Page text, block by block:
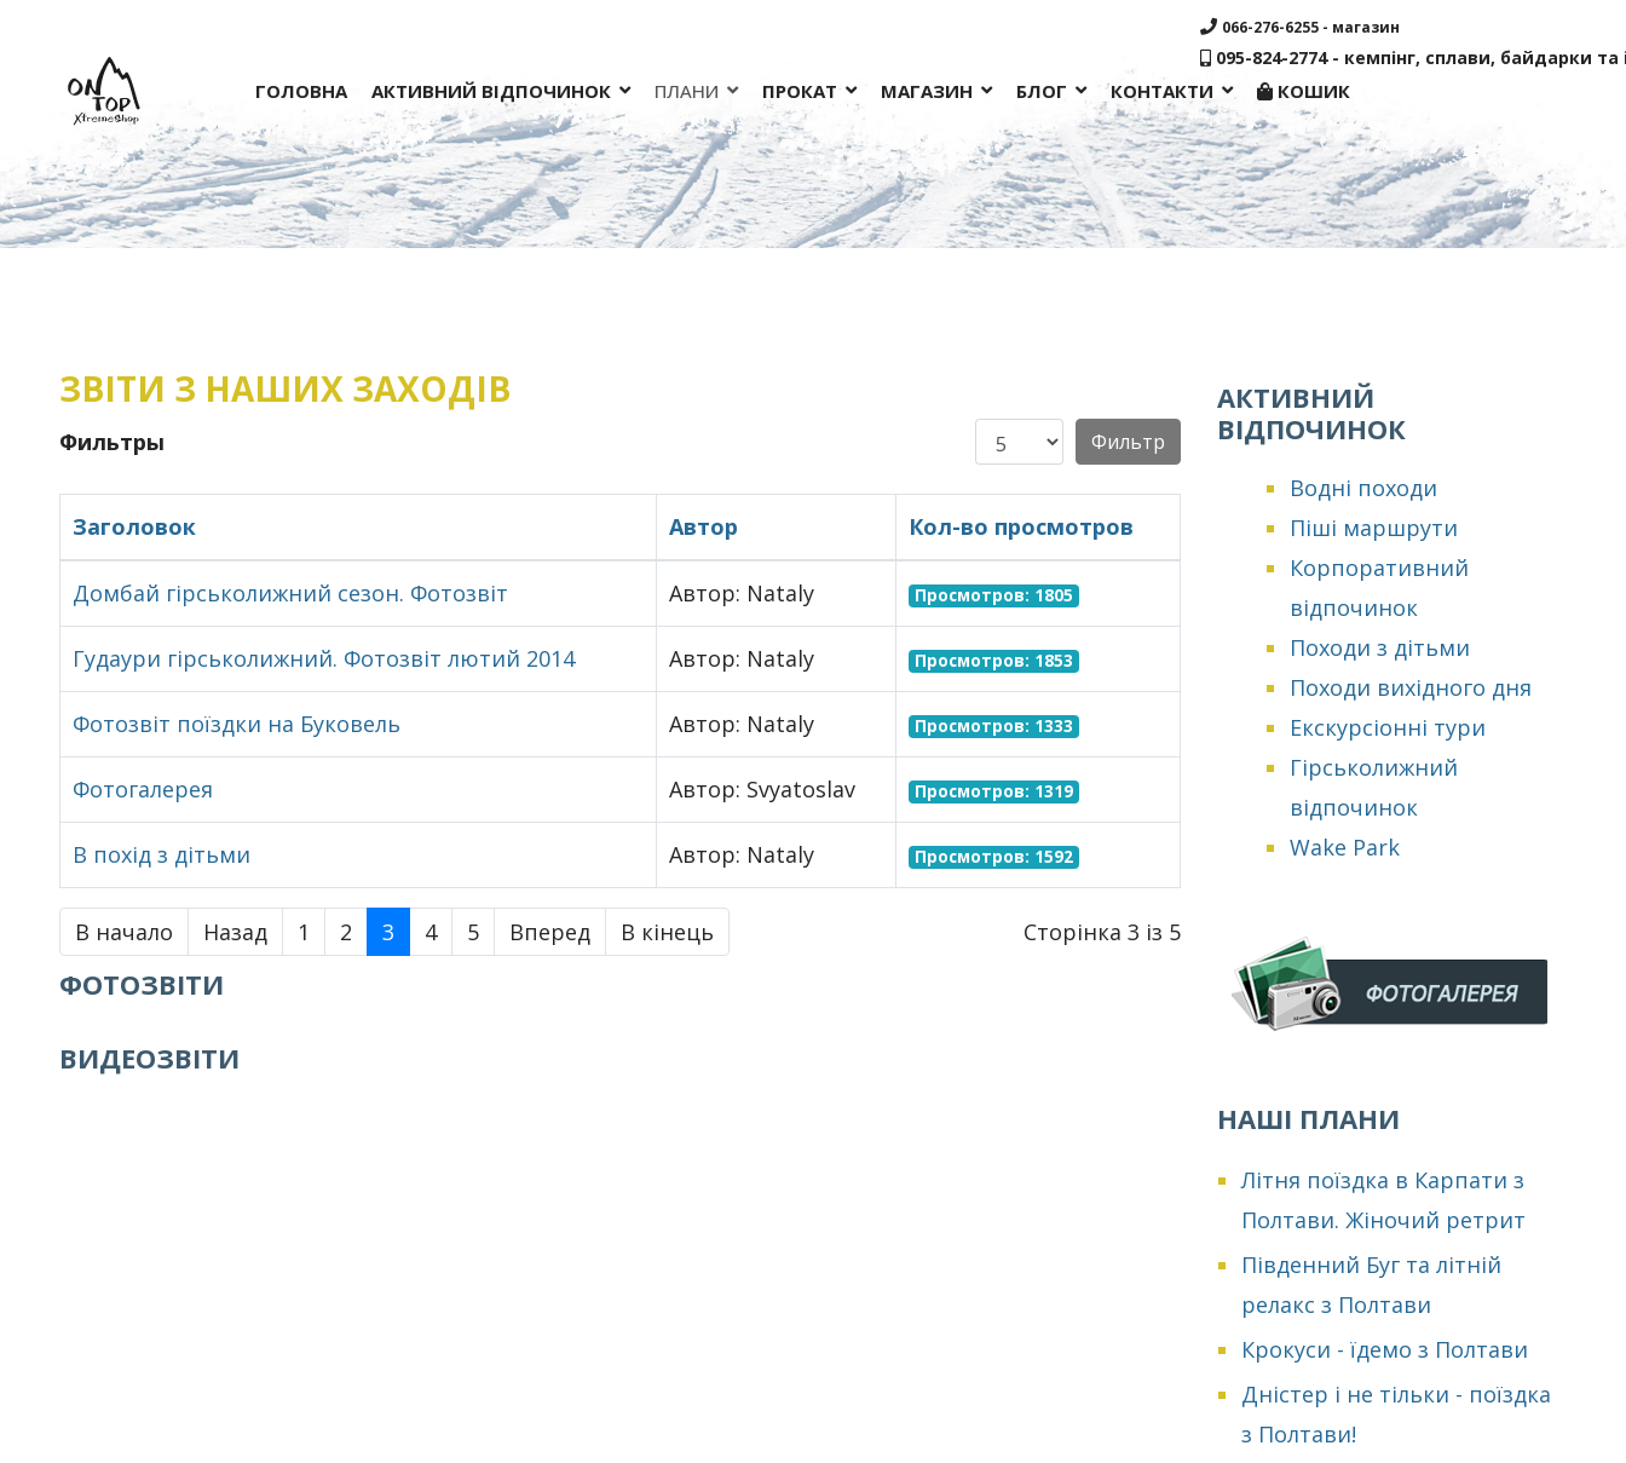
ГОЛОВНА АКТИВНИЙ ВІДПОЧИНОК ПЛАНИ ПРОКАТ МАГАЗИН БЛОГ КОНТАКТИ КОШИК
066-276-6255 - магазин
095-824-2774 - кемпінг, сплави, байдарки та
ЗВІТИ З НАШИХ ЗАХОДІВ
Фильтры Кол-во строк:Фильтр
Заголовок Автор Кол-во просмотров
Домбай гірськолижний сезон. Фотозвіт Автор: Nataly Просмотров: 1805
Гудаури гірськолижний. Фотозвіт лютий 2014 Автор: Nataly Просмотров: 1853
Фотозвіт поїздки на Буковель Автор: Nataly Просмотров: 1333
Фотогалерея Автор: Svyatoslav Просмотров: 1319
В похід з дітьми Автор: Nataly Просмотров: 1592
В начало Назад 1 2 3 4 5 Вперед В кінець Сторінка 3 із 5
ФОТОЗВІТИ
ВИДЕОЗВІТИ
АКТИВНИЙ
ВІДПОЧИНОК
Водні походи
Піші маршрути
Корпоративний
відпочинок
Походи з дітьми
Походи вихідного дня
Екскурсіонні тури
Гірськолижний
відпочинок
Wake Park
НАШІ ПЛАНИ
Літня поїздка в Карпати з
Полтави. Жіночий ретрит
Південний Буг та літній
релакс з Полтави
Крокуси - їдемо з Полтави
Дністер і не тільки - поїздка
з Полтави!